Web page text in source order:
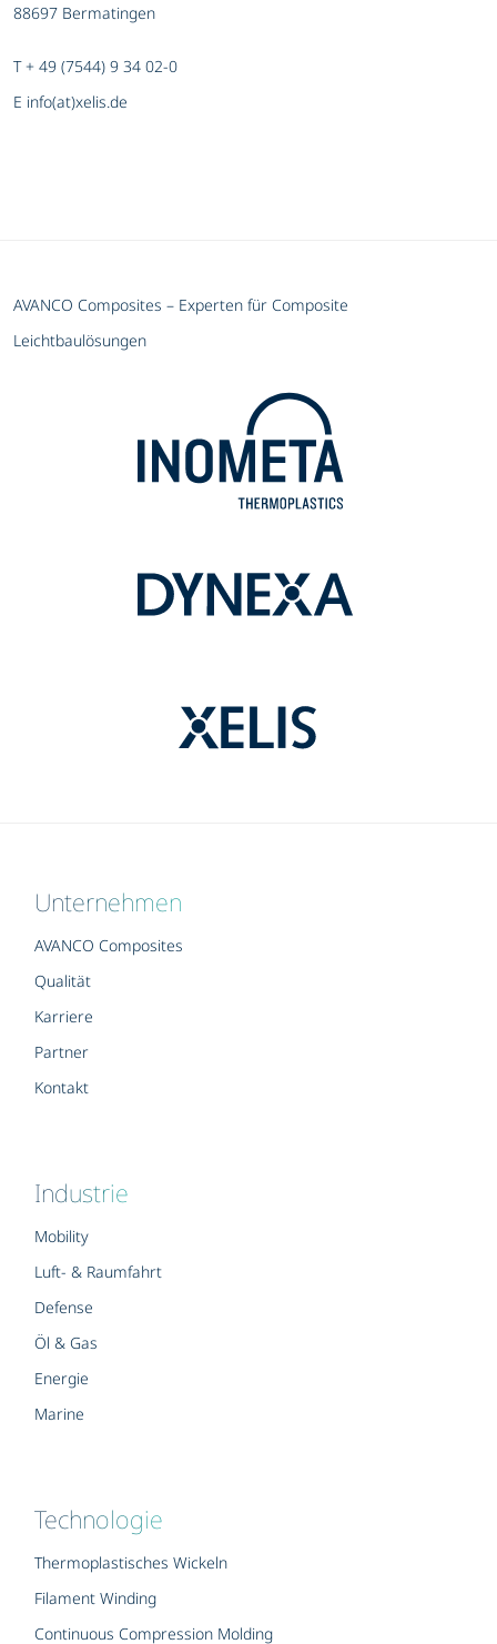
88697 Bermatingen
T + 49 (7544) 9 34 02-0
E info(at)xelis.de
AVANCO Composites – Experten für Composite
Leichtbaulösungen
Unternehmen
AVANCO Composites
Qualität
Karriere
Partner
Kontakt
Industrie
Mobility
Luft- & Raumfahrt
Defense
Öl & Gas
Energie
Marine
Technologie
Thermoplastisches Wickeln
Filament Winding
Continuous Compression Molding